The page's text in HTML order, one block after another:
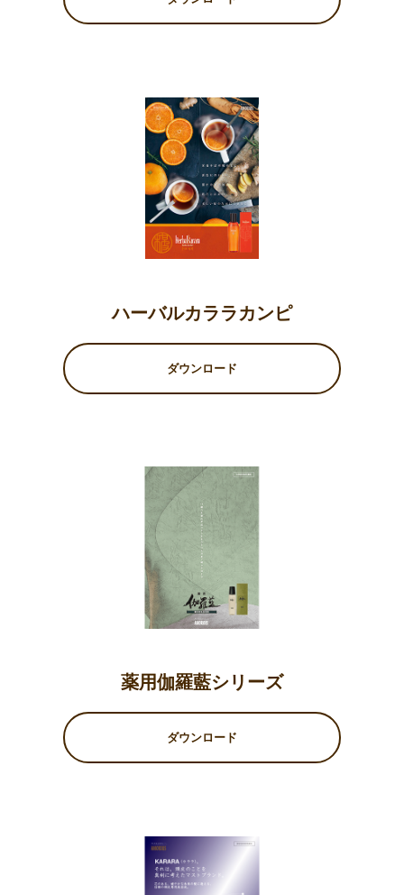
ハーバルカララカンピ
ダウンロード
薬用伽羅藍シリーズ
ダウンロード